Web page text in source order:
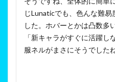
じLunaticでも、色んな難
した。ホバーとかは凸数多
「新キャラがすぐに活躍
服ネルがまさにそうでした